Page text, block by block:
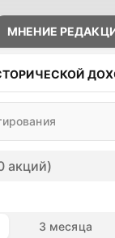
МНЕНИЕ
акций)
3 месяца